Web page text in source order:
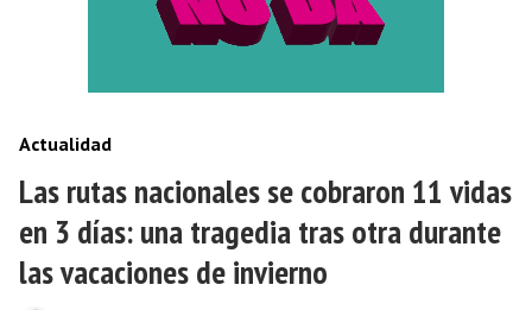
Las rutas nacionales se cobraron 11 vidas
en 3 días: una tragedia tras otra durante
las vacaciones de invierno
Actualidad